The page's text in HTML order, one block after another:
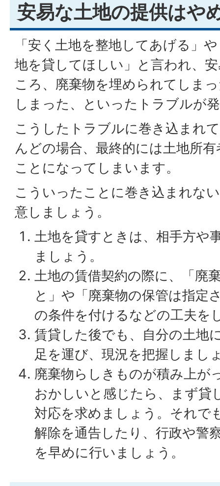
安易な土地の提供はや
「安く土地を整地してあげる」
地を貸してほしい」と言われ、
ころ、廃棄物を埋められてしま
しまった、といったトラブルが
こうしたトラブルに巻き込まれ
んどの場合、最終的には土地所
ことになってしまいます。
こういったことに巻き込まれな
意しましょう。
土地を貸すときは、相手方や
ましょう。
土地の賃借契約の際に、「廃
と」や「廃棄物の保管は指定
の条件を付けるなどの工夫を
賃貸した後でも、自分の土地
足を運び、現況を把握しまし
廃棄物らしきものが積み上が
おかしいと感じたら、まず貸
対応を求めましょう。それで
解除を通告したり、行政や警
を早めに行いましょう。